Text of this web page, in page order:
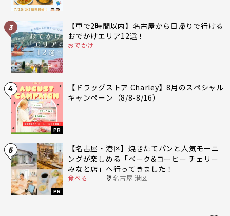
3
【車で2時間以内】名古屋から日帰りで行ける
おでかけエリア12選！
おでかけ
4
PR
【ドラッグストア Charley】8月のスペシャル
キャンペーン（8/8-8/16）
5
PR
【名古屋・港区】焼きたてパンと人気モーニ
ングが楽しめる「ベーク&コーヒー チェリー
みなと店」へ行ってきました！
食べる 名古屋 港区